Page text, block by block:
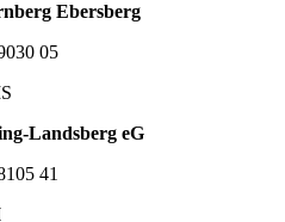
Ebersberg
05
Landsberg eG
41